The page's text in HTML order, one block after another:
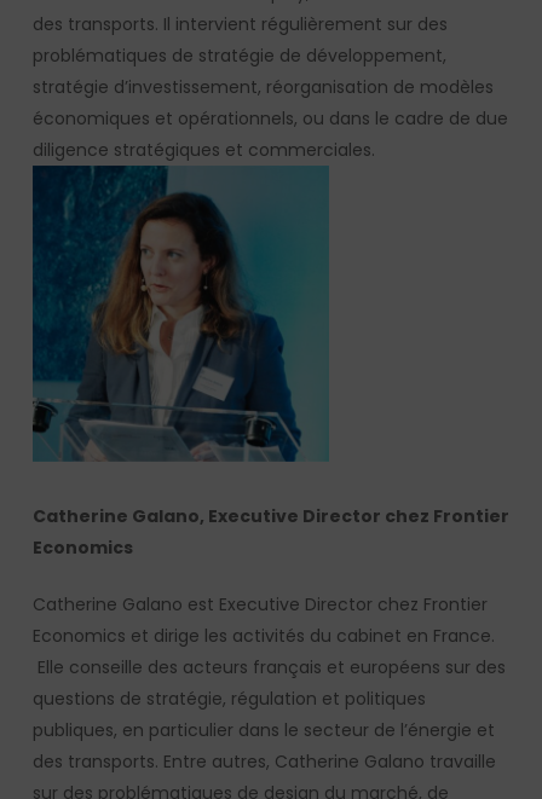
des transports. Il intervient régulièrement sur des
problématiques de stratégie de développement,
stratégie d’investissement, réorganisation de modèles
économiques et opérationnels, ou dans le cadre de due
diligence stratégiques et commerciales.
Catherine Galano, Executive Director chez Frontier
Economics
Catherine Galano est Executive Director chez Frontier
Economics et dirige les activités du cabinet en France.
Elle conseille des acteurs français et européens sur des
questions de stratégie, régulation et politiques
publiques, en particulier dans le secteur de l’énergie et
des transports. Entre autres, Catherine Galano travaille
sur des problématiques de design du marché, de